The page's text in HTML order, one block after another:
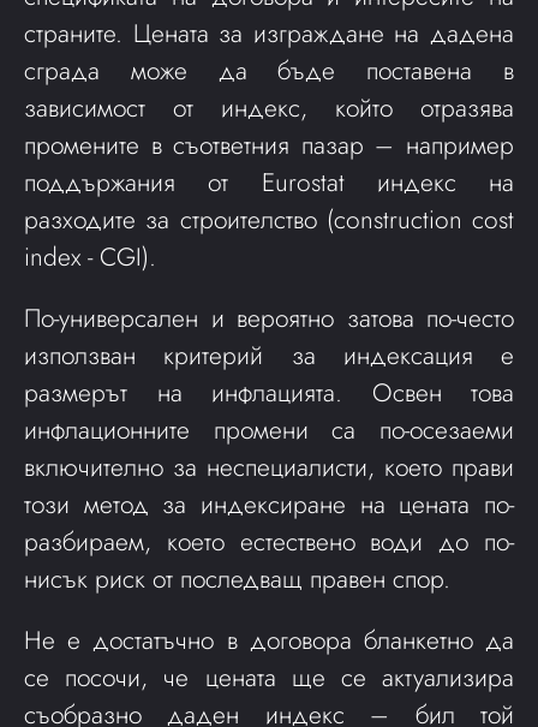
страните. Цената за изграждане на дадена
сграда може да бъде поставена в
зависимост от индекс, който отразява
промените в съответния пазар – например
поддържания от Eurostat индекс на
разходите за строителство (construction cost
index - CGI).
По-универсален и вероятно затова по-често
използван критерий за индексация е
размерът на инфлацията. Освен това
инфлационните промени са по-осезаеми
включително за неспециалисти, което прави
този метод за индексиране на цената по-
разбираем, което естествено води до по-
нисък риск от последващ правен спор.
Не е достатъчно в договора бланкетно да
се посочи, че цената ще се актуализира
съобразно даден индекс – бил той